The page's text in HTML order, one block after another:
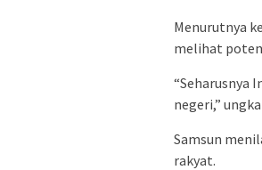
Menurutnya
melihat
“Seharusnya
negeri,”
Samsun
rakyat.